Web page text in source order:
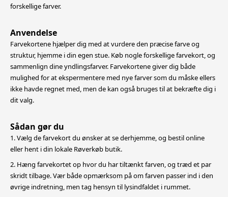
forskellige farver.
Anvendelse
Farvekortene hjælper dig med at vurdere den præcise farve og
struktur, hjemme i din egen stue. Køb nogle forskellige farvekort, og
sammenlign dine yndlingsfarver. Farvekortene giver dig både
mulighed for atekspermentere med nye farver som du måske ellers
ikke havde regnet med, men de kan også bruges til at bekræfte dig i
dit valg.
Sådan gør du
1. Vælg de farvekort du ønsker at se derhjemme, og bestil online
eller hent i din lokale Røverkøb butik.
2. Hæng farvekortet op hvor du har tiltænkt farven, og træd et par
skridt tilbage. Vær både opmærksom på om farven passer ind i den
øvrige indretning, men tag hensyn til lysindfaldet i rummet.